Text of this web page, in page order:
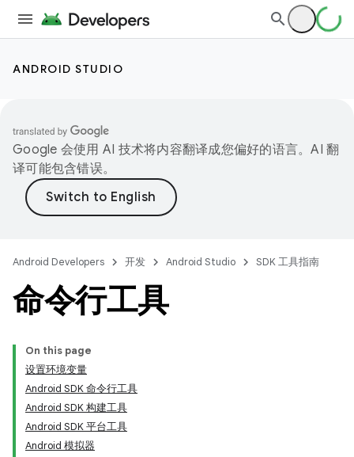
ANDROID STUDIO
Google 会使用 AI 技术将内容翻译成您偏好的语言。AI 翻
译可能包含错误。
Android Developers 开发 Android Studio SDK 工具指南
命令行工具
On this page
设置环境变量
Android SDK 命令行工具
Android SDK 构建工具
Android SDK 平台工具
Android 模拟器